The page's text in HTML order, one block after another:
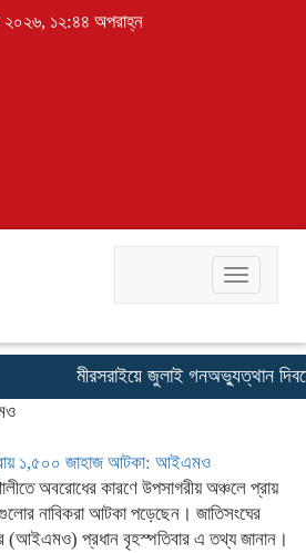
২০২৬, ১২:৪৪ অপরাহ্ন
Toggle
মীরসরাইয়ে জুলাই গনঅভ্যুত্থান
১,৫০০ জাহাজ আটকা: আইএমও
অবরোধের কারণে উপসাগরীয় অঞ্চলে প্রায়
নাবিকরা আটকা পড়েছেন। জাতিসংঘের
(আইএমও) প্রধান বৃহস্পতিবার এ তথ্য জানান।